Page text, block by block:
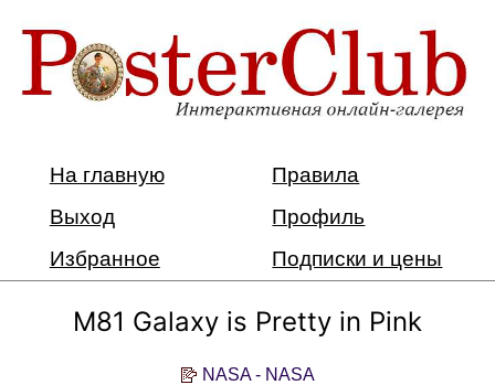
На главную
Правила
Выход
Профиль
Избранное
Подписки и цены
M81 Galaxy is Pretty in Pink
NASA - NASA